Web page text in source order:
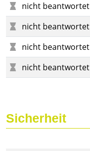
nicht beantwortet
nicht beantwortet
nicht beantwortet
nicht beantwortet
Sicherheit